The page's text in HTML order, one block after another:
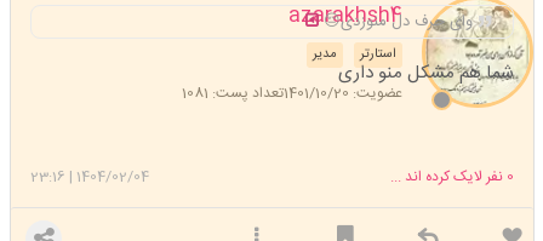
azarakhsh4
مدیر استارتر
عضویت: 1401/10/20 تعداد پست: 1081
وای حرف دل منوزدی😔
شما هم مشکل منو داری
1404/02/04
|
23:16 0 نفر لایک کرده اند ...